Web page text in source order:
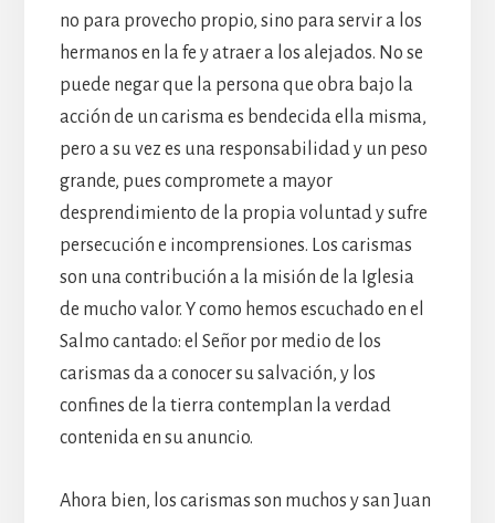
no para provecho propio, sino para servir a los
hermanos en la fe y atraer a los alejados. No se
puede negar que la persona que obra bajo la
acción de un carisma es bendecida ella misma,
pero a su vez es una responsabilidad y un peso
grande, pues compromete a mayor
desprendimiento de la propia voluntad y sufre
persecución e incomprensiones. Los carismas
son una contribución a la misión de la Iglesia
de mucho valor. Y como hemos escuchado en el
Salmo cantado: el Señor por medio de los
carismas da a conocer su salvación, y los
confines de la tierra contemplan la verdad
contenida en su anuncio.
Ahora bien, los carismas son muchos y san Juan